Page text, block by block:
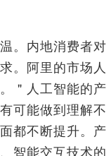
。内地消费者对
。阿里的市场人
＂人工智能的产
可能做到理解不
都不断提升。产
智能交互技术的